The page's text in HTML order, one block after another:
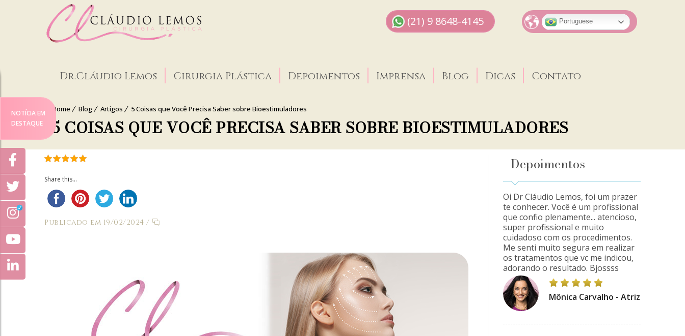
Portuguese
(21) 9 8648-4145
Dr.Cláudio Lemos Cirurgia Plástica Depoimentos Imprensa Blog Dicas Contato
Home Blog Artigos 5 Coisas que Você Precisa Saber sobre Bioestimuladores
5 COISAS QUE VOCÊ PRECISA SABER SOBRE BIOESTIMULADORES
Share this...
Publicado em 19/02/2024 /
Depoimentos
Oi Dr Cláudio Lemos, foi um prazer
te conhecer. Você é um profissional
que confio plenamente... atencioso,
super profissional e muito
cuidadoso com os procedimentos.
Me senti muito segura em realizar
os tratamentos que vc me indicou,
adorando o resultado. Bjossss
Mônica Carvalho - Atriz
NOTÍCIA EM
DESTAQUE